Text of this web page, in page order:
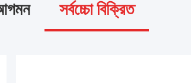
সর্বচ্চো বিক্রিত